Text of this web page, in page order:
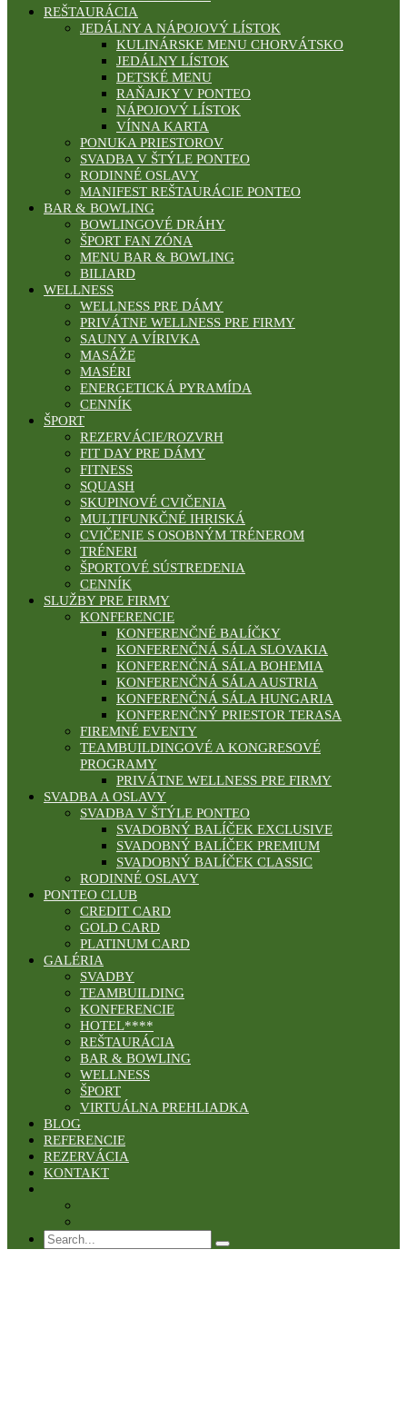
REŠTAURÁCIA
JEDÁLNY A NÁPOJOVÝ LÍSTOK
KULINÁRSKE MENU CHORVÁTSKO
JEDÁLNY LÍSTOK
DETSKÉ MENU
RAŇAJKY V PONTEO
NÁPOJOVÝ LÍSTOK
VÍNNA KARTA
PONUKA PRIESTOROV
SVADBA V ŠTÝLE PONTEO
RODINNÉ OSLAVY
MANIFEST REŠTAURÁCIE PONTEO
BAR & BOWLING
BOWLINGOVÉ DRÁHY
ŠPORT FAN ZÓNA
MENU BAR & BOWLING
BILIARD
WELLNESS
WELLNESS PRE DÁMY
PRIVÁTNE WELLNESS PRE FIRMY
SAUNY A VÍRIVKA
MASÁŽE
MASÉRI
ENERGETICKÁ PYRAMÍDA
CENNÍK
ŠPORT
REZERVÁCIE/ROZVRH
FIT DAY PRE DÁMY
FITNESS
SQUASH
SKUPINOVÉ CVIČENIA
MULTIFUNKČNÉ IHRISKÁ
CVIČENIE S OSOBNÝM TRÉNEROM
TRÉNERI
ŠPORTOVÉ SÚSTREDENIA
CENNÍK
SLUŽBY PRE FIRMY
KONFERENCIE
KONFERENČNÉ BALÍČKY
KONFERENČNÁ SÁLA SLOVAKIA
KONFERENČNÁ SÁLA BOHEMIA
KONFERENČNÁ SÁLA AUSTRIA
KONFERENČNÁ SÁLA HUNGARIA
KONFERENČNÝ PRIESTOR TERASA
FIREMNÉ EVENTY
TEAMBUILDINGOVÉ A KONGRESOVÉ
PROGRAMY
PRIVÁTNE WELLNESS PRE FIRMY
SVADBA A OSLAVY
SVADBA V ŠTÝLE PONTEO
SVADOBNÝ BALÍČEK EXCLUSIVE
SVADOBNÝ BALÍČEK PREMIUM
SVADOBNÝ BALÍČEK CLASSIC
RODINNÉ OSLAVY
PONTEO CLUB
CREDIT CARD
GOLD CARD
PLATINUM CARD
GALÉRIA
SVADBY
TEAMBUILDING
KONFERENCIE
HOTEL****
REŠTAURÁCIA
BAR & BOWLING
WELLNESS
ŠPORT
VIRTUÁLNA PREHLIADKA
BLOG
REFERENCIE
REZERVÁCIA
KONTAKT